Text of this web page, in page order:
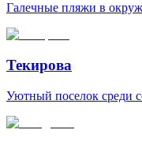
Галечные пляжи в
Текирова
Уютный поселок среди